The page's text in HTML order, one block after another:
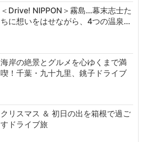
＜Drive! NIPPON＞霧島…幕末志士た
ちに想いをはせながら、4つの温泉…
海岸の絶景とグルメを心ゆくまで満
喫！千葉・九十九里、銚子ドライブ
クリスマス ＆ 初日の出を箱根で過ご
すドライブ旅